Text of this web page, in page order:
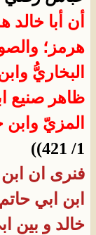
أن أبا خالد
هرمز؛
البخاريُّ
ظاهر صنيع
المزيّ وابن
1/ 421))
فنرى ان
ابن ابي
خالد و بين